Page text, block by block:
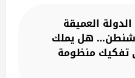
العميقة
هل يملك
تفكيك منظومة